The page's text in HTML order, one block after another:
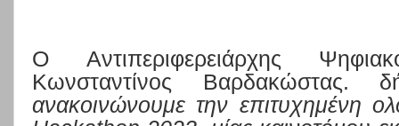
Ο Αντιπεριφερειάρχης
Κωνσταντίνος Βαρδακώστας.
ανακοινώνουμε την επιτυχημένη